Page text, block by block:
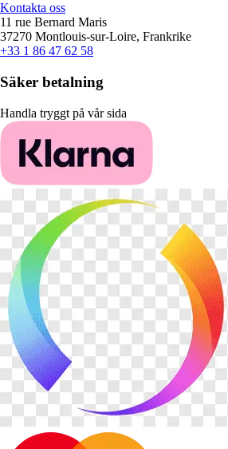
Kontakta oss
11 rue Bernard Maris
37270 Montlouis-sur-Loire, Frankrike
+33 1 86 47 62 58
Säker betalning
Handla tryggt på vår sida